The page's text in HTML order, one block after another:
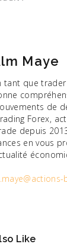
Maye
tant que
de
Forex,
depuis
en vous
Like